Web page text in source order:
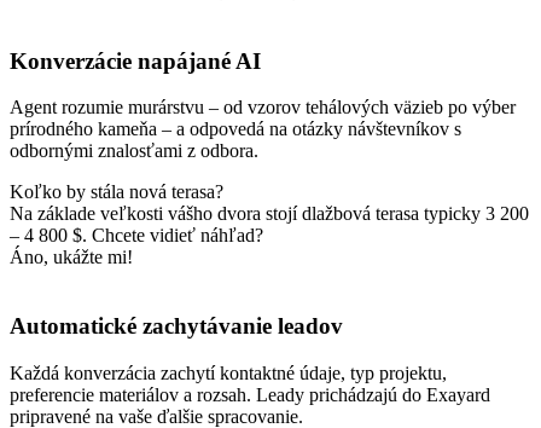
Konverzácie napájané AI
Agent rozumie murárstvu – od vzorov tehálových väzieb po výber
prírodného kameňa – a odpovedá na otázky návštevníkov s
odbornými znalosťami z odbora.
Koľko by stála nová terasa?
Na základe veľkosti vášho dvora stojí dlažbová terasa typicky 3 200
– 4 800 $. Chcete vidieť náhľad?
Áno, ukážte mi!
Automatické zachytávanie leadov
Každá konverzácia zachytí kontaktné údaje, typ projektu,
preferencie materiálov a rozsah. Leady prichádzajú do Exayard
pripravené na vaše ďalšie spracovanie.